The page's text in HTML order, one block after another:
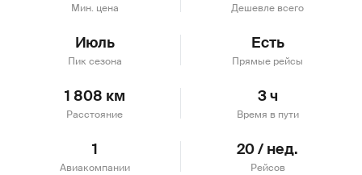
Мин. цена Дешевле всего
Июль
Пик сезона
Есть
Прямые рейсы
1 808 км
Расстояние
3 ч
Время в пути
1
Авиакомпании
20 / нед.
Рейсов